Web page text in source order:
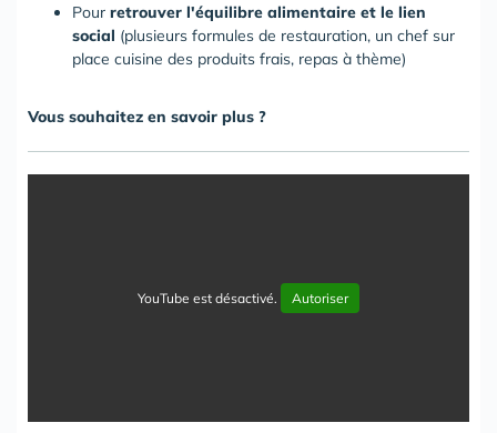
Pour retrouver l'équilibre alimentaire et le lien
social (plusieurs formules de restauration, un chef sur
place cuisine des produits frais, repas à thème)
Vous souhaitez en savoir plus ?
YouTube est désactivé. Autoriser